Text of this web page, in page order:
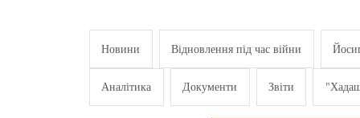
Новини Відновлення під час війни
Аналітика Документи Звіти